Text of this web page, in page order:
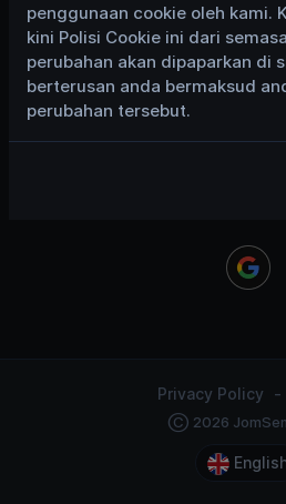
Remember Me
Forgot
Privacy Policy
Ⓒ 2026
penggunaan cookie oleh kami.
kini Polisi Cookie ini dari
perubahan akan dipaparkan di
berterusan anda bermaksud
perubahan tersebut.